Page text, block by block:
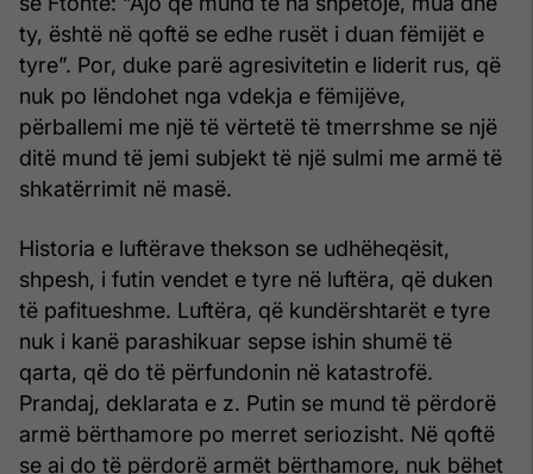
ty, është në qoftë se edhe rusët i duan fëmijët e
tyre”. Por, duke parë agresivitetin e liderit rus, që
nuk po lëndohet nga vdekja e fëmijëve,
përballemi me një të vërtetë të tmerrshme se një
ditë mund të jemi subjekt të një sulmi me armë të
shkatërrimit në masë.
Historia e luftërave thekson se udhëheqësit,
shpesh, i futin vendet e tyre në luftëra, që duken
të pafitueshme. Luftëra, që kundërshtarët e tyre
nuk i kanë parashikuar sepse ishin shumë të
qarta, që do të përfundonin në katastrofë.
Prandaj, deklarata e z. Putin se mund të përdorë
armë bërthamore po merret seriozisht. Në qoftë
se ai do të përdorë armët bërthamore, nuk bëhet